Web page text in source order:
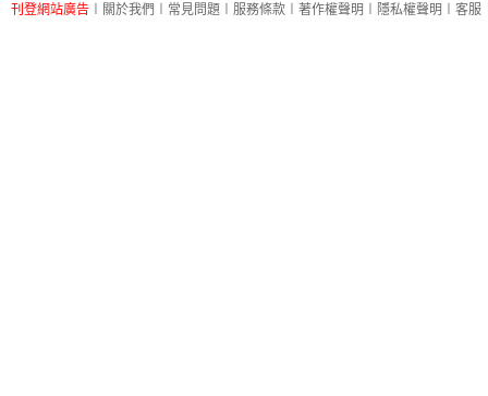
刊登網站廣告 關於我們 常見問題 服務條款 著作權聲明 隱私權聲明 客服